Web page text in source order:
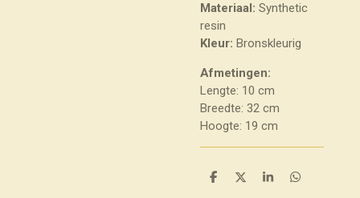
Materiaal: Synthetic
resin
Kleur: Bronskleurig
Afmetingen:
Lengte: 10 cm
Breedte: 32 cm
Hoogte: 19 cm
D
D
S
D